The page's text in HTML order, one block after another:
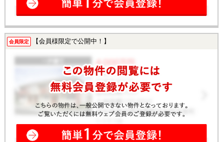
会員限定 【会員様限定で公開中！】